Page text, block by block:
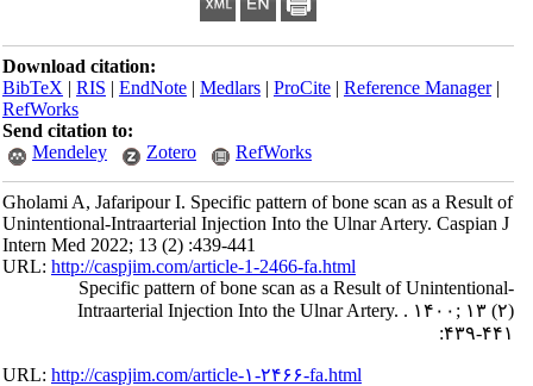
Download citation:
BibTeX|RIS|EndNote|Medlars|ProCite|Reference Manager
RefWorks
Send citation to:
Mendeley
Zotero RefWorks
Gholami A, Jafaripour I. Specific pattern of bone scan as a Result of
Unintentional-Intraarterial Injection Into the Ulnar Artery. Caspian J
Intern Med 2022; 13 (2) :439-441
URL:http://caspjim.com/article-1-2466-fa.html
Specific pattern of bone scan as a Result of Unintentional-
Intraarterial Injection Into the Ulnar Artery. . ۱۴۰۰; ۱۳ (۲)
:۴۳۹-۴۴۱
URL:http://caspjim.com/article-۱-۲۴۶۶-fa.html